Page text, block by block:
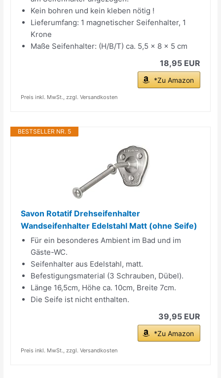
Kein bohren und kein kleben nötig !
Lieferumfang: 1 magnetischer Seifenhalter, 1
Krone
Maße Seifenhalter: (H/B/T) ca. 5,5 x 8 x 5 cm
18,95 EUR
*Zu Amazon
Preis inkl. MwSt., zzgl. Versandkosten
BESTSELLER NR. 5
Savon Rotatif Drehseifenhalter
Wandseifenhalter Edelstahl Matt (ohne Seife)
Für ein besonderes Ambient im Bad und im
Gäste-WC.
Seifenhalter aus Edelstahl, matt.
Befestigungsmaterial (3 Schrauben, Dübel).
Länge 16,5cm, Höhe ca. 10cm, Breite 7cm.
Die Seife ist nicht enthalten.
39,95 EUR
*Zu Amazon
Preis inkl. MwSt., zzgl. Versandkosten